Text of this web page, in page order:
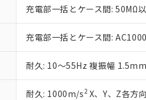
充電部一括とケース間: 50MΩ
充電部一括とケース間:
耐久: 10～55Hz 複振幅
耐久: 1000m/s2X、Y、Z各方
いる法人を
EU RoHS指令（
51物質の非含有証
※本証明書は発行
また、RoHS指令
混在することから
既に当社にて対
り割愛しております